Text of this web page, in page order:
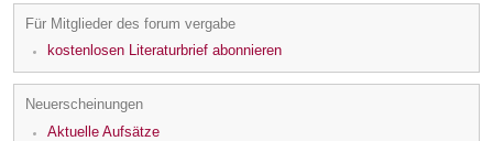
Für Mitglieder des forum vergabe
kostenlosen Literaturbrief abonnieren
Neuerscheinungen
Aktuelle Aufsätze